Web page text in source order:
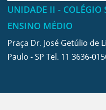
UNIDADE II - COLÉGIO
ENSINO MÉDIO
Praça Dr. José Getúlio de
Paulo - SP Tel. 11 3636-